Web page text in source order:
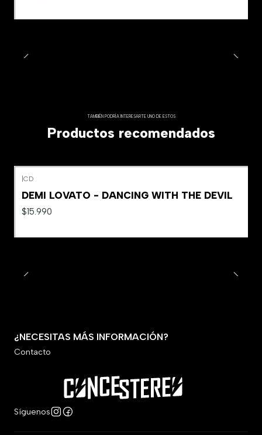
TAMBIÉN PODRÍA INTERESARTE UNO DE ESTOS
Productos recomendados
CD
DEMI LOVATO - DANCING WITH THE DEVIL
$15.990
¿NECESITAS MÁS INFORMACIÓN?
Contacto
Síguenos